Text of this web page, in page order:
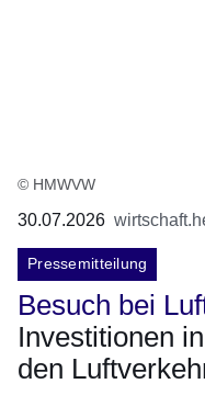
© HMWVW
30.07.2026
Pressemitteilung
Besuch bei
Investitionen
den